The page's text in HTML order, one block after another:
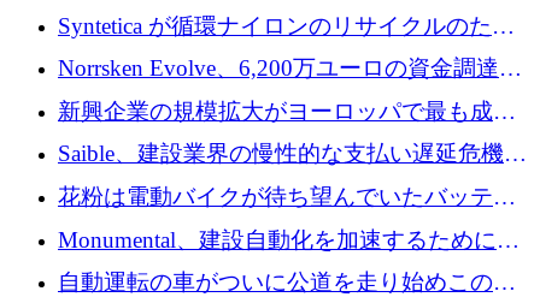
して140万ドルを確保
Syntetica が循環ナイロンのリサイクルのため
にシリーズ A で 3,000 万ドルを調達
Norrsken Evolve、6,200万ユーロの資金調達
後、アムステルダムに根を張る
新興企業の規模拡大がヨーロッパで最も成功
した創業者を生み出す、アントラー氏が発見
Saible、建設業界の慢性的な支払い遅延危機に
対処するために 290 万ポンドを調達
花粉は電動バイクが待ち望んでいたバッテリ
ー交換ネットワークを構築している
Monumental、建設自動化を加速するためにシ
リーズ B で 3,200 万ドルを確保
自動運転の車がついに公道を走り始めこの国